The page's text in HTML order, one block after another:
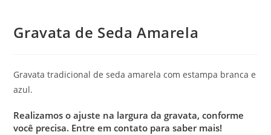
Gravata de Seda Amarela
Gravata tradicional de seda amarela com estampa branca e
azul.
Realizamos o ajuste na largura da gravata, conforme
você precisa. Entre em contato para saber mais!